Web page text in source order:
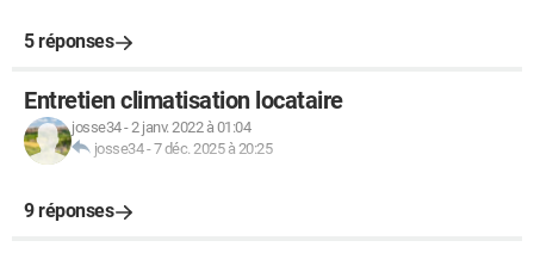
5 réponses
Entretien climatisation locataire
josse34-2 janv. 2022 à 01:04
josse34-7 déc. 2025 à 20:25
9 réponses